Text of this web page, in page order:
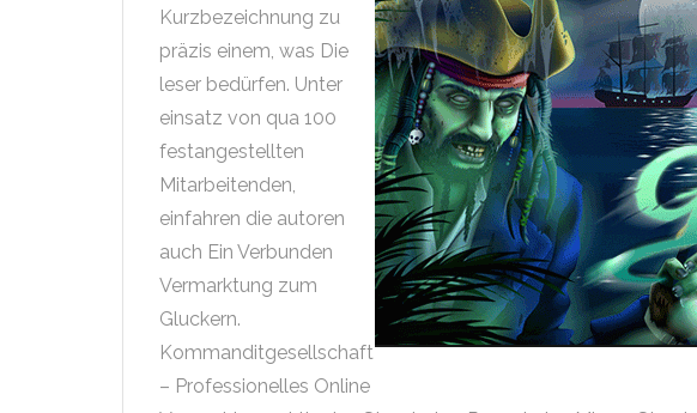
Kurzbezeichnung zu
präzis einem, was Die
leser bedürfen. Unter
einsatz von qua 100
festangestellten
Mitarbeitenden,
einfahren die autoren
auch Ein Verbunden
Vermarktung zum
Gluckern.
Kommanditgesellschaft
– Professionelles Online